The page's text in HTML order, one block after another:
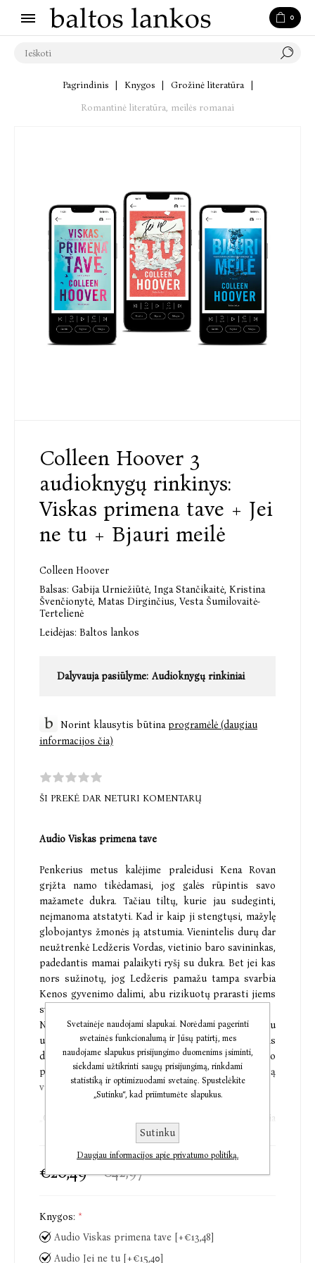
0
Pagrindinis Knygos Grožinė literatūra
Romantinė literatūra, meilės romanai
Colleen Hoover 3
audioknygų rinkinys:
Viskas primena tave + Jei
ne tu + Bjauri meilė
Colleen Hoover
Balsas: Gabija Urniežiūtė, Inga Stančikaitė, Kristina
Švenčionytė, Matas Dirginčius, Vesta Šumilovaitė-
Tertelienė
Leidėjas: Baltos lankos
Dalyvauja pasiūlyme: Audioknygų rinkiniai
Norint klausytis būtinaprogramėlė (daugiau
informacijos čia)
ŠI PREKĖ DAR NETURI KOMENTARŲ
Audio Viskas primena tave
Penkerius metus kalėjime praleidusi Kena Rovan
grįžta namo tikėdamasi, jog galės rūpintis savo
mažamete dukra. Tačiau tiltų, kurie jau sudeginti,
neįmanoma atstatyti. Kad ir kaip ji stengtųsi, mažylę
globojantys žmonės ją atstumia. Vienintelis durų dar
neužtrenkė Ledžeris Vordas, vietinio baro savininkas,
padedantis mamai palaikyti ryšį su dukra. Bet jei kas
nors sužinotų, jog Ledžeris pamažu tampa svarbia
Kenos gyvenimo dalimi, abu rizikuotų prarasti jiems
svarbių žmonių pasitikėjimą.
Net ir patirdami spaudimą, Kena su Ledžeriu
užmezga gilų ryšį, tačiau įsibėgėjant santykiams
didėja ir rizika. Kena turi rasti būdą ištaisyti savo
praeities klaidas, kad galėtų žengti į ateitį, paremtą
viltimi ir išgijimu.
„Colleen Hoover gilinasi į sielvartą ir kaltę, sukuria
daugialypę atpirkimo istoriją, kurios veikėjai kovoja
taip pat aršiai, kaip ir myli. Autorės gerbėjos ir
Publishers Weekly
„Sudaužys jums širdį, o paskui pagydys... Emocinga
apie tai, kaip gydo meilė.“
POPSUGAR
€26,49 €42,97
Knygos: *
Audio Viskas primena tave [+€13,48]
Audio Jei ne tu [+€15,40]
Svetainėje naudojami slapukai. Norėdami pagerinti
svetainės funkcionalumą ir Jūsų patirtį, mes
naudojame slapukus prisijungimo duomenims įsiminti,
siekdami užtikrinti saugų prisijungimą, rinkdami
statistiką ir optimizuodami svetainę. Spustelėkite
„Sutinku“, kad priimtumėte slapukus.
Sutinku
Daugiau informacijos apie privatumo politiką.